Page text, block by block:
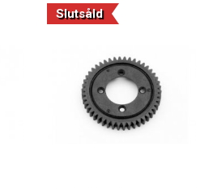
Slutsåld